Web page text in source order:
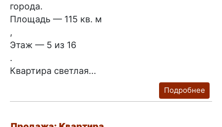
города.
Площадь — 115 кв. м
,
Этаж — 5 из 16
.
Квартира светлая...
Подробнее